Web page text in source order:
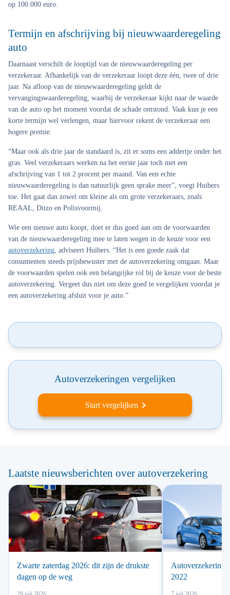
op 100.000 euro.
Termijn en afschrijving bij nieuwwaarderegeling
auto
Daarnaast verschilt de looptijd van de nieuwwaarderegeling per
verzekeraar. Afhankelijk van de verzekeraar loopt deze één, twee of drie
jaar. Na afloop van de nieuwwaarderegeling geldt de
vervangingswaarderegeling, waarbij de verzekeraar kijkt naar de waarde
van de auto op het moment voordat de schade ontstond. Vaak kun je een
korte termijn wel verlengen, maar hiervoor rekent de verzekeraar een
hogere premie.
“Maar ook als drie jaar de standaard is, zit er soms een addertje onder het
gras. Veel verzekeraars werken na het eerste jaar toch met een
afschrijving van 1 tot 2 procent per maand. Van een echte
nieuwwaarderegeling is dan natuurlijk geen sprake meer”, voegt Huibers
toe. Het gaat dan zowel om kleine als om grote verzekeraars, zoals
REAAL, Ditzo en Polisvoormij.
Wie een nieuwe auto koopt, doet er dus goed aan om de voorwaarden
van de nieuwwaarderegeling mee te laten wegen in de keuze voor een
autoverzekering, adviseert Huibers. “Het is een goede zaak dat
consumenten steeds prijsbewuster met de autoverzekering omgaan. Maar
de voorwaarden spelen ook een belangrijke rol bij de keuze voor de beste
autoverzekering. Vergeet dus niet om deze goed te vergelijken voordat je
een autoverzekering afsluit voor je auto.”
Autoverzekeringen vergelijken
Start vergelijken
Laatste nieuwsberichten over autoverzekering
Zwarte zaterdag 2026: dit zijn de drukste
dagen op de weg
Autoverzekering
2022